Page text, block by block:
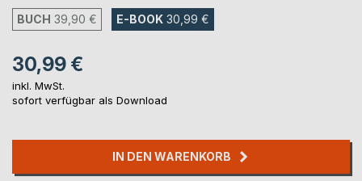
BUCH 39,90 € E-BOOK 30,99 €
30,99 €
inkl. MwSt.
sofort verfügbar als Download
IN DEN WARENKORB